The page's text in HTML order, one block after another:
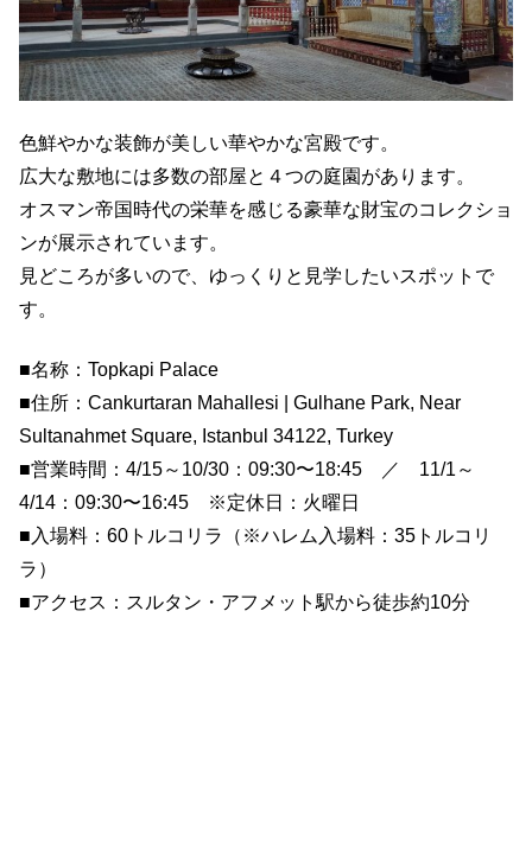
色鮮やかな装飾が美しい華やかな宮殿です。
広大な敷地には多数の部屋と４つの庭園があります。
オスマン帝国時代の栄華を感じる豪華な財宝のコレクショ
ンが展示されています。
見どころが多いので、ゆっくりと見学したいスポットで
す。
■名称：Topkapi Palace
■住所：Cankurtaran Mahallesi | Gulhane Park, Near
Sultanahmet Square, Istanbul 34122, Turkey
■営業時間：4/15～10/30：09:30〜18:45 ／ 11/1～
4/14：09:30〜16:45 ※定休日：火曜日
■入場料：60トルコリラ（※ハレム入場料：35トルコリ
ラ）
■アクセス：スルタン・アフメット駅から徒歩約10分